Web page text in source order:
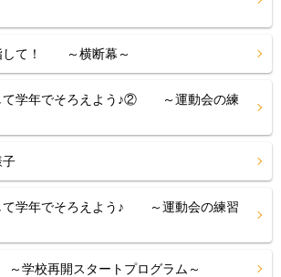
して！ ～横断幕～
て学年でそろえよう♪② ～運動会の練
子
て学年でそろえよう♪ ～運動会の練習
校再開スタートプログラム～